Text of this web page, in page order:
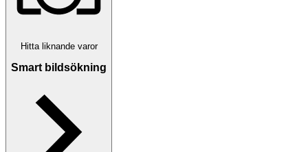
Hitta liknande varor
Smart bildsökning